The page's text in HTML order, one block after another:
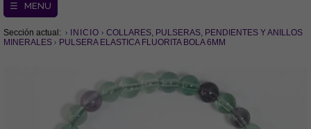
☰ MENU
Sección actual: INICIO
COLLARES, PULSERAS, PENDIENTES Y ANILLOS
MINERALES
PULSERA ELASTICA FLUORITA BOLA 6MM